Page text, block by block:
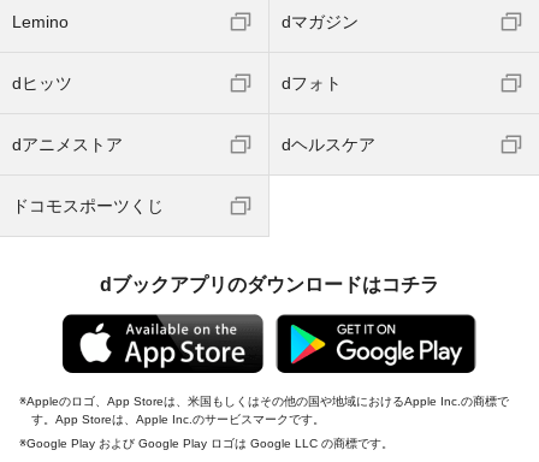
Lemino dマガジン
dヒッツ dフォト
dアニメストア dヘルスケア
ドコモスポーツくじ
dブックアプリのダウンロードはコチラ
Appleのロゴ、App Storeは、米国もしくはその他の国や地域におけるApple Inc.の商標で
す。App Storeは、Apple Inc.のサービスマークです。
Google Play および Google Play ロゴは Google LLC の商標です。